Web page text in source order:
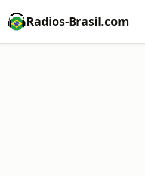
Radios-Brasil.com